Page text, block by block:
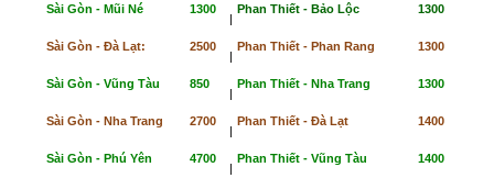
Sài Gòn - Mũi Né 1300
|
Phan Thiết - Bảo Lộc 1300
Sài Gòn - Đà Lạt: 2500
|
Phan Thiết - Phan Rang 1300
Sài Gòn - Vũng Tàu 850
|
Phan Thiết - Nha Trang 1300
Sài Gòn - Nha Trang 2700
|
Phan Thiết - Đà Lạt 1400
Sài Gòn - Phú Yên 4700
|
Phan Thiết - Vũng Tàu 1400